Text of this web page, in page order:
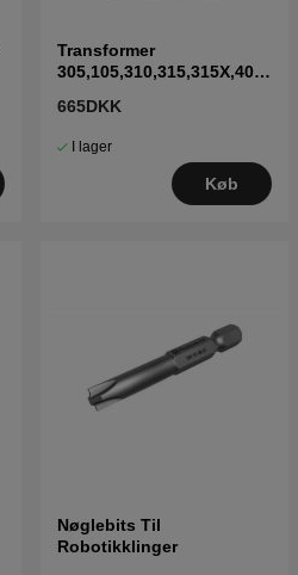
Transformer
305,105,310,315,315X,405
Mark II
665DKK
I lager
Køb
Nøglebits Til
Robotikklinger